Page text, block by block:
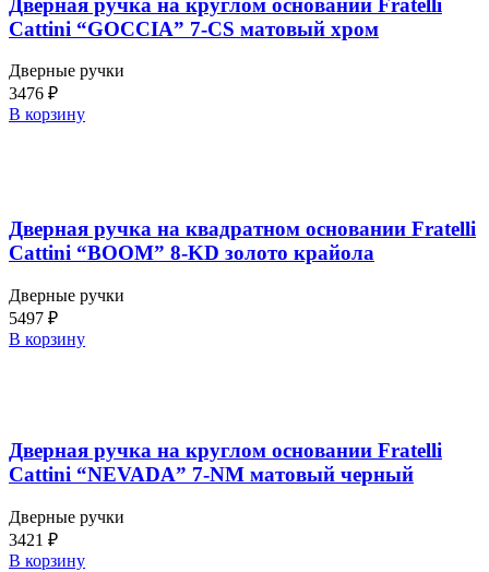
Cattini “GOCCIA” 7-CS матовый хром
Дверные ручки
3476 ₽
В корзину
Дверная ручка на квадратном основании Fratelli
Cattini “BOOM” 8-KD золото крайола
Дверные ручки
5497 ₽
В корзину
Дверная ручка на круглом основании Fratelli
Cattini “NEVADA” 7-NM матовый черный
Дверные ручки
3421 ₽
В корзину